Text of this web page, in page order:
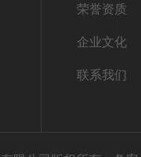
荣誉资质
企业文化
联系我们